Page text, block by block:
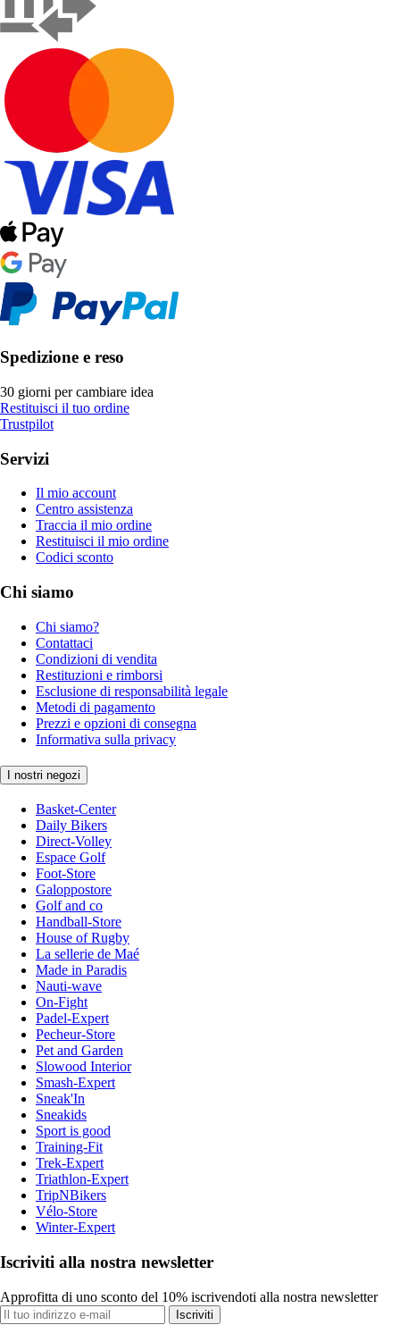
Spedizione e reso
30 giorni per cambiare idea
Restituisci il tuo ordine
Trustpilot
Servizi
Il mio account
Centro assistenza
Traccia il mio ordine
Restituisci il mio ordine
Codici sconto
Chi siamo
Chi siamo?
Contattaci
Condizioni di vendita
Restituzioni e rimborsi
Esclusione di responsabilità legale
Metodi di pagamento
Prezzi e opzioni di consegna
Informativa sulla privacy
I nostri negozi
Basket-Center
Daily Bikers
Direct-Volley
Espace Golf
Foot-Store
Galoppostore
Golf and co
Handball-Store
House of Rugby
La sellerie de Maé
Made in Paradis
Nauti-wave
On-Fight
Padel-Expert
Pecheur-Store
Pet and Garden
Slowood Interior
Smash-Expert
Sneak'In
Sneakids
Sport is good
Training-Fit
Trek-Expert
Triathlon-Expert
TripNBikers
Vélo-Store
Winter-Expert
Iscriviti alla nostra newsletter
Approfitta di uno sconto del 10% iscrivendoti alla nostra newsletter
Iscriviti